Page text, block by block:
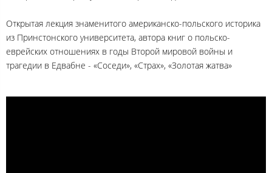
Открытая лекция знаменитого американско-польского историка
из Принстонского университета, автора книг о польско-
еврейских отношениях в годы Второй мировой войны и
трагедии в Едвабне - «Соседи», «Страх», «Золотая жатва»